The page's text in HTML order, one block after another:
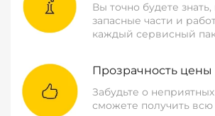
Вы точно будете
запасные части и
каждый сервисный
Прозрачность цены
Забудьте о
сможете получить